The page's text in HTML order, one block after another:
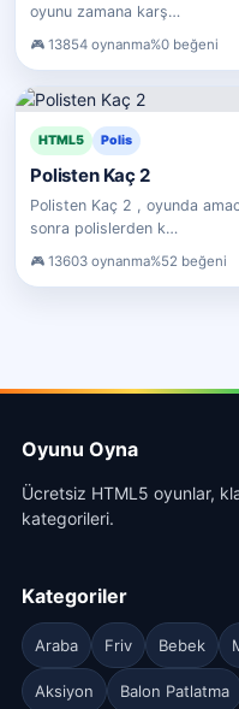
oyunu zamana karş…
13854 oynanma%0 beğeni
HTML5 Polis
Polisten Kaç 2
Polisten Kaç 2 , oyunda
sonra polislerden k…
13603 oynanma%52 beğeni
Oyunu Oyna
Ücretsiz HTML5 oyunlar,
kategorileri.
Kategoriler
Araba Friv Bebek
Aksiyon Balon Patlatma